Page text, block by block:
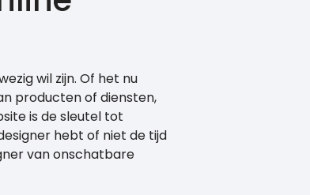
wil zijn. Of het nu
producten of diensten,
is de sleutel tot
hebt of niet de tijd
van onschatbare